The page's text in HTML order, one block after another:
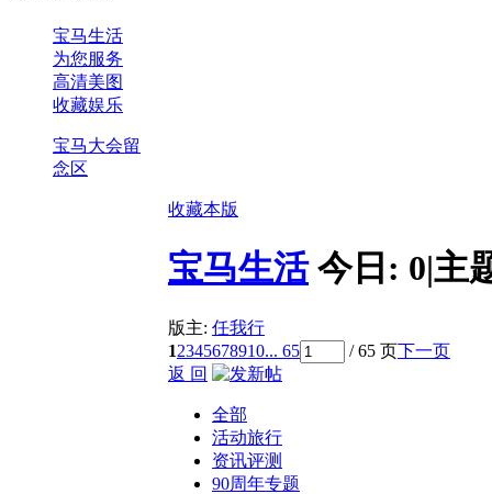
宝马生活
为您服务
高清美图
收藏娱乐
宝马大会留
念区
收藏本版
宝马生活 今日: 0|主
版主: 任我行
12345678910... 65 / 65 页下一页
返 回
全部
活动旅行
资讯评测
90周年专题